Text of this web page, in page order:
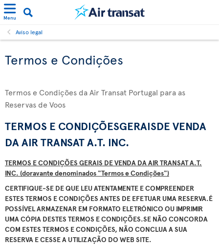
Menu
Aviso legal
Termos e Condições
Termos e Condições da Air Transat Portugal para as
Reservas de Voos
TERMOS E CONDIÇÕESGERAISDE VENDA
DA AIR TRANSAT A.T. INC.
TERMOS E CONDIÇÕES GERAIS DE VENDA DA AIR TRANSAT A.T.
INC. (doravante denominados "Termos e Condições")
CERTIFIQUE-SE DE QUE LEU ATENTAMENTE E COMPREENDER
ESTES TERMOS E CONDIÇÕES ANTES DE EFETUAR UMA RESERVA.É
POSSÍVEL ARMAZENAR EM FORMATO ELETRÓNICO OU IMPRIMIR
UMA CÓPIA DESTES TERMOS E CONDIÇÕES.SE NÃO CONCORDA
COM ESTES TERMOS E CONDIÇÕES, NÃO CONCLUA A SUA
RESERVA E CESSE A UTILIZAÇÃO DO WEB SITE.